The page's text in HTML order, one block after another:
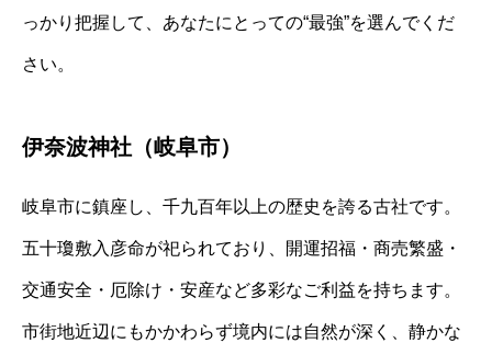
っかり把握して、あなたにとっての“最強”を選んでくだ
さい。
伊奈波神社（岐阜市）
岐阜市に鎮座し、千九百年以上の歴史を誇る古社です。
五十瓊敷入彦命が祀られており、開運招福・商売繁盛・
交通安全・厄除け・安産など多彩なご利益を持ちます。
市街地近辺にもかかわらず境内には自然が深く、静かな